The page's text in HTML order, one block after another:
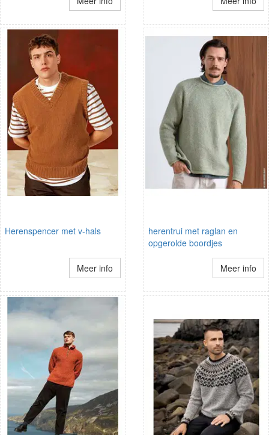
Herenspencer met v-hals
Meer info
herentrui met raglan en
opgerolde boordjes
Meer info